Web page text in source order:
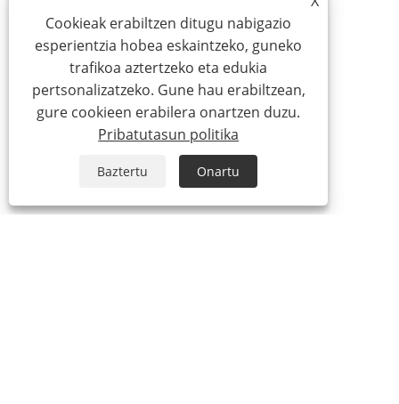
Cookieak erabiltzen ditugu nabigazio
esperientzia hobea eskaintzeko, guneko
trafikoa aztertzeko eta edukia
pertsonalizatzeko. Gune hau erabiltzean,
gure cookieen erabilera onartzen duzu.
Pribatutasun politika
Baztertu Onartu